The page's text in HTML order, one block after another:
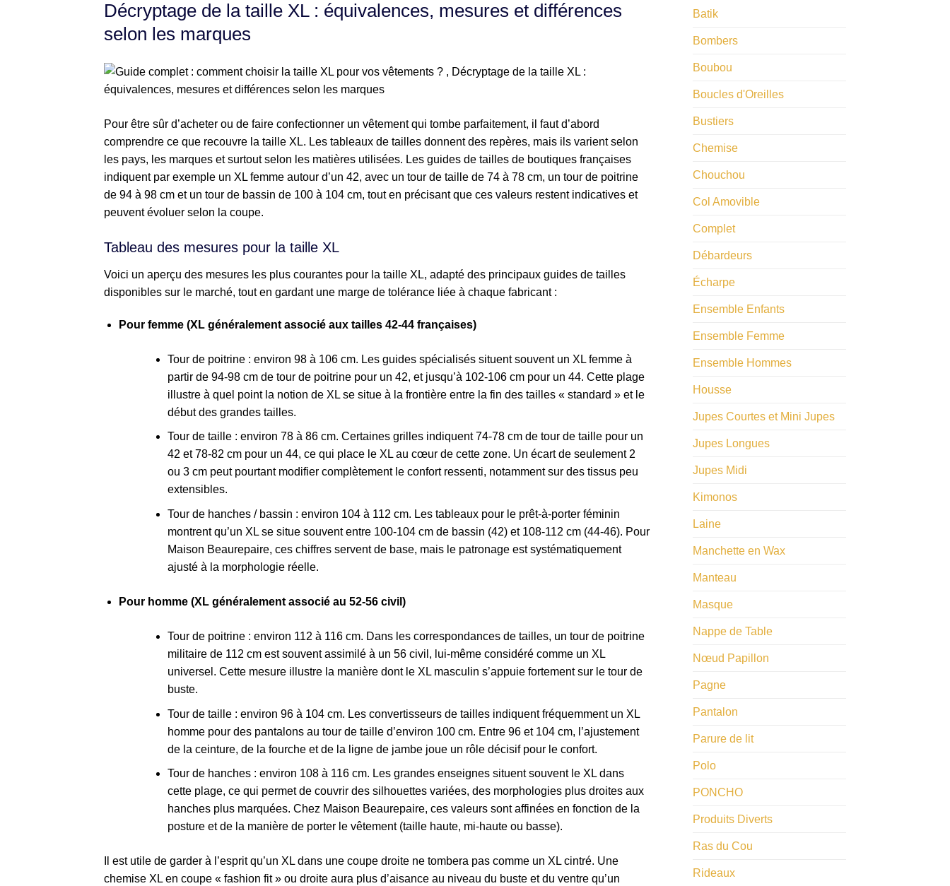
Décryptage de la taille XL : équivalences, mesures et différences
selon les marques
Pour être sûr d’acheter ou de faire confectionner un vêtement qui tombe parfaitement, il faut d’abord
comprendre ce que recouvre la taille XL. Les tableaux de tailles donnent des repères, mais ils varient selon
les pays, les marques et surtout selon les matières utilisées. Les guides de tailles de boutiques françaises
indiquent par exemple un XL femme autour d’un 42, avec un tour de taille de 74 à 78 cm, un tour de poitrine
de 94 à 98 cm et un tour de bassin de 100 à 104 cm, tout en précisant que ces valeurs restent indicatives et
peuvent évoluer selon la coupe.
Tableau des mesures pour la taille XL
Voici un aperçu des mesures les plus courantes pour la taille XL, adapté des principaux guides de tailles
disponibles sur le marché, tout en gardant une marge de tolérance liée à chaque fabricant :
Pour femme (XL généralement associé aux tailles 42-44 françaises)
Tour de poitrine : environ 98 à 106 cm. Les guides spécialisés situent souvent un XL femme à
partir de 94-98 cm de tour de poitrine pour un 42, et jusqu’à 102-106 cm pour un 44. Cette plage
illustre à quel point la notion de XL se situe à la frontière entre la fin des tailles « standard » et le
début des grandes tailles.
Tour de taille : environ 78 à 86 cm. Certaines grilles indiquent 74-78 cm de tour de taille pour un
42 et 78-82 cm pour un 44, ce qui place le XL au cœur de cette zone. Un écart de seulement 2
ou 3 cm peut pourtant modifier complètement le confort ressenti, notamment sur des tissus peu
extensibles.
Tour de hanches / bassin : environ 104 à 112 cm. Les tableaux pour le prêt-à-porter féminin
montrent qu’un XL se situe souvent entre 100-104 cm de bassin (42) et 108-112 cm (44-46). Pour
Maison Beaurepaire, ces chiffres servent de base, mais le patronage est systématiquement
ajusté à la morphologie réelle.
Pour homme (XL généralement associé au 52-56 civil)
Tour de poitrine : environ 112 à 116 cm. Dans les correspondances de tailles, un tour de poitrine
militaire de 112 cm est souvent assimilé à un 56 civil, lui-même considéré comme un XL
universel. Cette mesure illustre la manière dont le XL masculin s’appuie fortement sur le tour de
buste.
Tour de taille : environ 96 à 104 cm. Les convertisseurs de tailles indiquent fréquemment un XL
homme pour des pantalons au tour de taille d’environ 100 cm. Entre 96 et 104 cm, l’ajustement
de la ceinture, de la fourche et de la ligne de jambe joue un rôle décisif pour le confort.
Tour de hanches : environ 108 à 116 cm. Les grandes enseignes situent souvent le XL dans
cette plage, ce qui permet de couvrir des silhouettes variées, des morphologies plus droites aux
hanches plus marquées. Chez Maison Beaurepaire, ces valeurs sont affinées en fonction de la
posture et de la manière de porter le vêtement (taille haute, mi-haute ou basse).
Il est utile de garder à l’esprit qu’un XL dans une coupe droite ne tombera pas comme un XL cintré. Une
chemise XL en coupe « fashion fit » ou droite aura plus d’aisance au niveau du buste et du ventre qu’un
Batik
Bombers
Boubou
Boucles d'Oreilles
Bustiers
Chemise
Chouchou
Col Amovible
Complet
Débardeurs
Écharpe
Ensemble Enfants
Ensemble Femme
Ensemble Hommes
Housse
Jupes Courtes et Mini Jupes
Jupes Longues
Jupes Midi
Kimonos
Laine
Manchette en Wax
Manteau
Masque
Nappe de Table
​Nœud Papillon
Pagne
Pantalon
Parure de lit
Polo
PONCHO
Produits Diverts
Ras du Cou
Rideaux